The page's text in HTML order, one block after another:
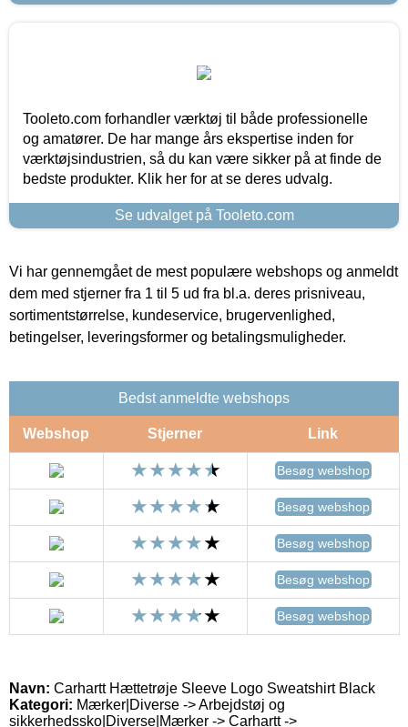
Tooleto.com forhandler værktøj til både professionelle
og amatører. De har mange års ekspertise inden for
værktøjsindustrien, så du kan være sikker på at finde de
bedste produkter. Klik her for at se deres udvalg.
Se udvalget på Tooleto.com
Vi har gennemgået de mest populære webshops og anmeldt
dem med stjerner fra 1 til 5 ud fra bl.a. deres prisniveau,
sortimentstørrelse, kundeservice, brugervenlighed,
betingelser, leveringsformer og betalingsmuligheder.
Bedst anmeldte webshops
Webshop Stjerner Link
Besøg webshop
Besøg webshop
Besøg webshop
Besøg webshop
Besøg webshop
Navn: Carhartt Hættetrøje Sleeve Logo Sweatshirt Black
Kategori: Mærker|Diverse -> Arbejdstøj og
sikkerhedssko|Diverse|Mærker -> Carhartt ->